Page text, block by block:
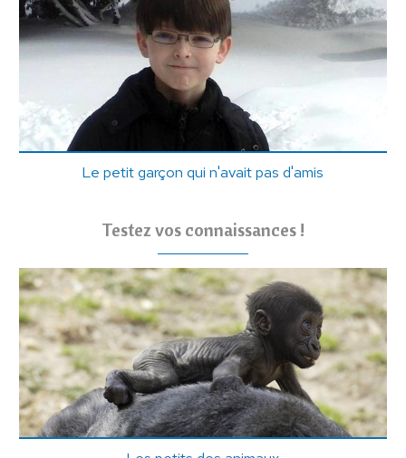
Le petit garçon qui n'avait pas d'amis
Testez vos connaissances !